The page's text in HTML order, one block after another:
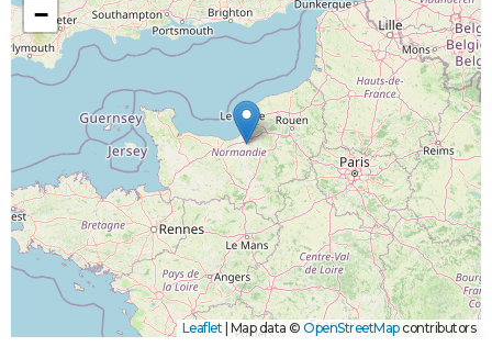
−
Leaflet Map data © OpenStreetMapcontributors